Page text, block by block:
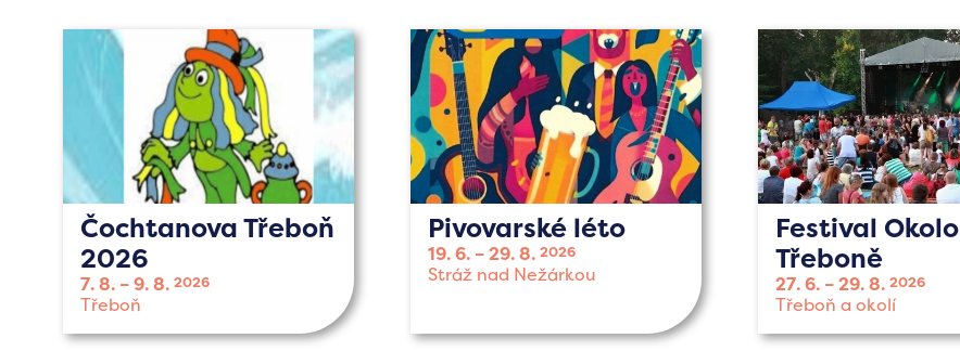
Čochtanova Třeboň
2026
7. 8. 9. 8. 2026
Třeboň
Pivovarské léto
19. 6. 29. 8. 2026
Stráž nad Nežárkou
Festival Okolo
Třeboně
27. 6. 29. 8. 2026
Třeboň a okolí